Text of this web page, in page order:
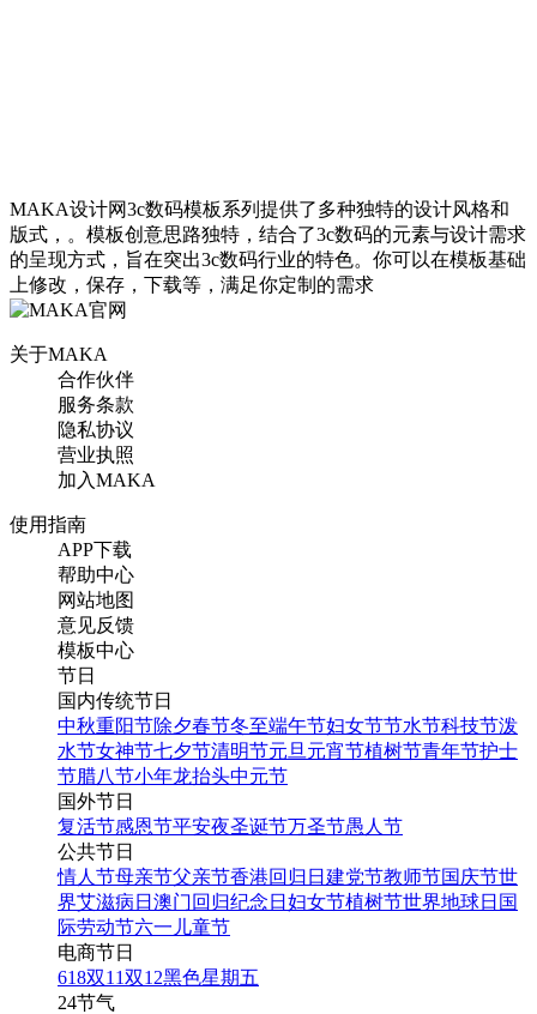
蓝色炫酷促销活动3C数码
手机海报
找相似
手机海报
时尚炫酷数码3c音响主图
直通车首图
找相似
主图直通车
紫色炫酷3C电子数码宣传
营销公众号封面头图
找相似
公众号首图
MAKA设计网3c数码模板系列提供了多种独特的设计风格和
版式，。模板创意思路独特，结合了3c数码的元素与设计需求
的呈现方式，旨在突出3c数码行业的特色。你可以在模板基础
上修改，保存，下载等，满足你定制的需求
关于MAKA
合作伙伴
服务条款
隐私协议
营业执照
加入MAKA
使用指南
APP下载
帮助中心
网站地图
意见反馈
模板中心
节日
国内传统节日
中秋重阳节除夕春节冬至端午节妇女节节水节科技节泼
水节女神节七夕节清明节元旦 元宵节植树节青年节护士
节腊八节小年龙抬头中元节
国外节日
复活节感恩节平安夜圣诞节万圣节愚人节
公共节日
情人节母亲节父亲节香港回归日 建党节教师节国庆节世
界艾滋病日 澳门回归纪念日 妇女节植树节世界地球日 国
际劳动节六一儿童节
电商节日
618双11双12黑色星期五
24节气